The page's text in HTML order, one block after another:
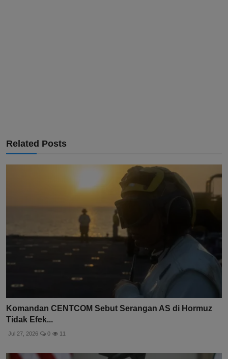
Related Posts
Komandan CENTCOM Sebut Serangan AS di Hormuz
Tidak Efek...
Jul 27, 2026 0 11